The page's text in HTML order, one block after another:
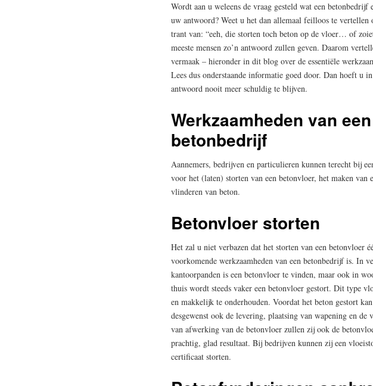
Wordt aan u weleens de vraag gesteld wat een
uw antwoord? Weet u het dan allemaal feilloos te vertellen
trant van: “eeh, die storten toch beton op de vloer… of
meeste mensen zo’n antwoord zullen geven. Daarom
vermaak – hieronder in dit blog over de essentiële
Lees dus onderstaande informatie goed door. Dan hoeft u
antwoord nooit meer schuldig te blijven.
Werkzaamheden van een
betonbedrijf
Aannemers, bedrijven en particulieren kunnen terecht bij
voor het (laten) storten van een betonvloer, het maken van
vlinderen van beton.
Betonvloer storten
Het zal u niet verbazen dat het storten van een betonvloer
voorkomende werkzaamheden van een betonbedrijf is. In
kantoorpanden is een betonvloer te vinden, maar ook in
thuis wordt steeds vaker een betonvloer gestort. Dit type
en makkelijk te onderhouden. Voordat het beton gestort
desgewenst ook de levering, plaatsing van wapening en
van afwerking van de betonvloer zullen zij ook de
prachtig, glad resultaat. Bij bedrijven kunnen zij een
certificaat storten.